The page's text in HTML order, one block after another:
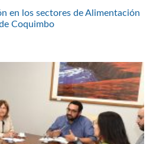
en los sectores de Alimentación
Coquimbo